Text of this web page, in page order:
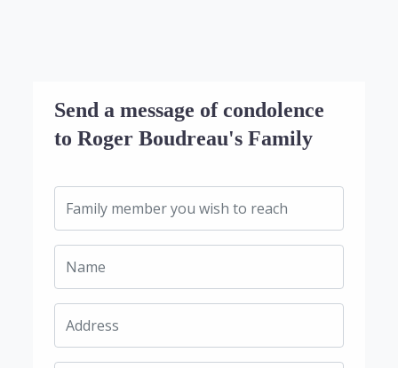
Send a message of condolence
to Roger Boudreau's Family